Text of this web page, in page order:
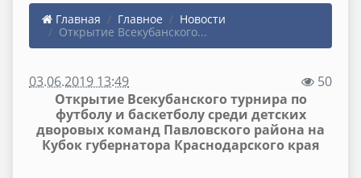
Главная Главное
Новости
Открытие Всекубанского...
03.06.2019 13:49
50
Открытие Всекубанского турнира по
футболу и баскетболу среди детских
дворовых команд Павловского района на
Кубок губернатора Краснодарского края